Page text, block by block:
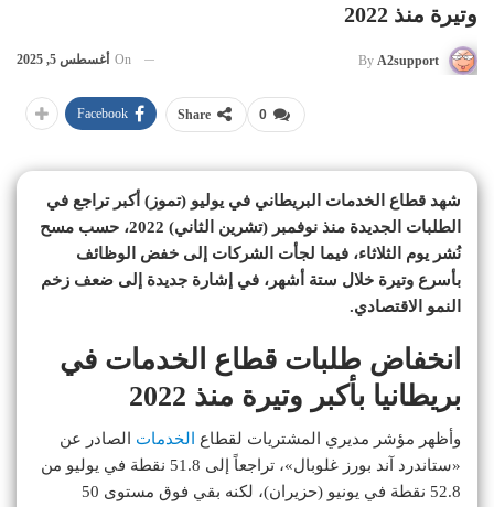
وتيرة منذ 2022
By A2support
On أغسطس 5, 2025
0
Share
Facebook
شهد قطاع الخدمات البريطاني في يوليو (تموز) أكبر تراجع في
الطلبات الجديدة منذ نوفمبر (تشرين الثاني) 2022، حسب مسح
نُشر يوم الثلاثاء، فيما لجأت الشركات إلى خفض الوظائف
بأسرع وتيرة خلال ستة أشهر، في إشارة جديدة إلى ضعف زخم
النمو الاقتصادي.
انخفاض طلبات قطاع الخدمات في
بريطانيا بأكبر وتيرة منذ 2022
وأظهر مؤشر مديري المشتريات لقطاع الخدمات الصادر عن
«ستاندرد آند بورز غلوبال»، تراجعاً إلى 51.8 نقطة في يوليو من
52.8 نقطة في يونيو (حزيران)، لكنه بقي فوق مستوى 50